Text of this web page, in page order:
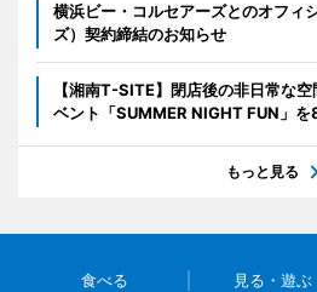
横浜ビー・コルセアーズとのオフィ
ズ）契約締結のお知らせ
【湘南T-SITE】閉店後の非日常な
ベント「SUMMER NIGHT FUN」
もっと見る
食べる 見る・遊ぶ